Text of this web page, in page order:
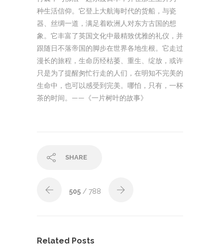
种生活信仰。它登上大航海时代的货船，与瓷
器、丝绸一道，满足着欧洲人对东方古国的想
象。它丰富了英国文化中最精致优雅的礼仪，并
跟随日不落帝国的脚步在世界各地生根。它走过
漫长的旅程，生命历经枯萎、重生、绽放，或许
只是为了提醒匆忙行走的人们，在明知不完美的
生命中，也可以感受到完美。哪怕，只有，一杯
茶的时间。——《一片树叶的故事》
SHARE
505 / 788
Related Posts